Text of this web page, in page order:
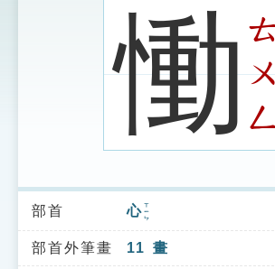
索引選單
知識索引
慟ㄥ
部首 心ㄒㄧㄣ
部首外筆畫 11 畫